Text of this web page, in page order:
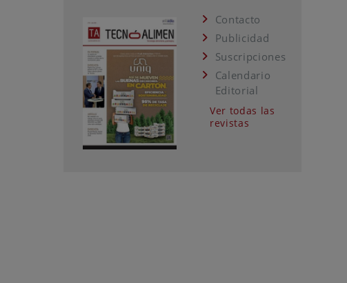
Contacto
Publicidad
Suscripciones
Calendario
Editorial
Ver todas las
revistas